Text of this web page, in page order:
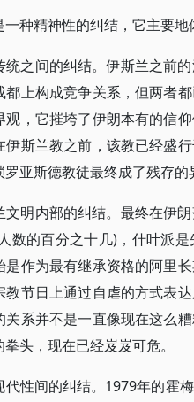
种精神性的纠结，它主要地
统之间的纠结。伊斯兰之前
都上构成竞争关系，但两者
观，它摧垮了伊朗本有的信
斯兰教之前，该教已经盛
亚斯德教徒最终成了残存
明内部的纠结。最终在伊
数的百分之十几)，什叶派
是作为最有继承资格的阿里
教节日上通过自虐的方式表
关系并不是一直像现在这么
头，现在已经岌岌可危。
代性间的纠结。1979年的霍